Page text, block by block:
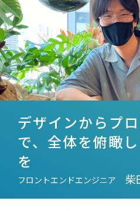
デザインからプ
で、全体を俯瞰
を
フロントエンドエンジニア